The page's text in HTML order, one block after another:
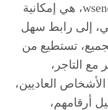
الخدمة التي يقدمها wsend، هي إمكانية
إلى رابط سهل
تستطيع من
مع التاجر،
العاديين،
أرقامهم،